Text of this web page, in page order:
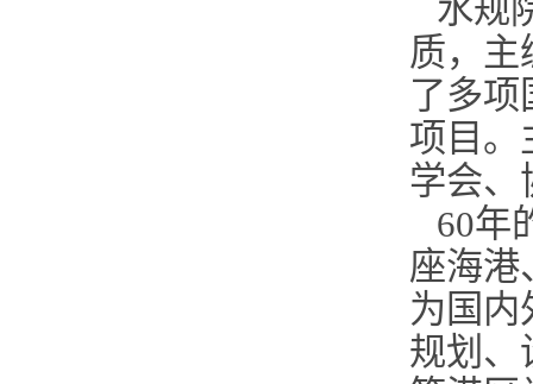
水规
质，主
了多项
项目。
学会、
60年
座海港
为国内
规划、